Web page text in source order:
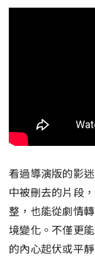
看過導演版的影
中被刪去的片段
整，也能從劇情
境變化。不僅更
的內心起伏或平